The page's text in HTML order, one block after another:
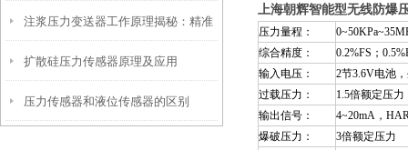
注浆压力变送器工作原理揭秘：精准
感知地下压力的核心技术
扩散硅压力传感器原理及应用
压力传感器和液位传感器的区别
上海朝辉智能型无线防爆
压力量程：
综合精度：
0.2%FS ；
输入电压 ： 2节3.6V电池
过载压力：
1.5倍额定压力
输出信号：
4~20mA ，
爆破压力 ： 3倍额定压力